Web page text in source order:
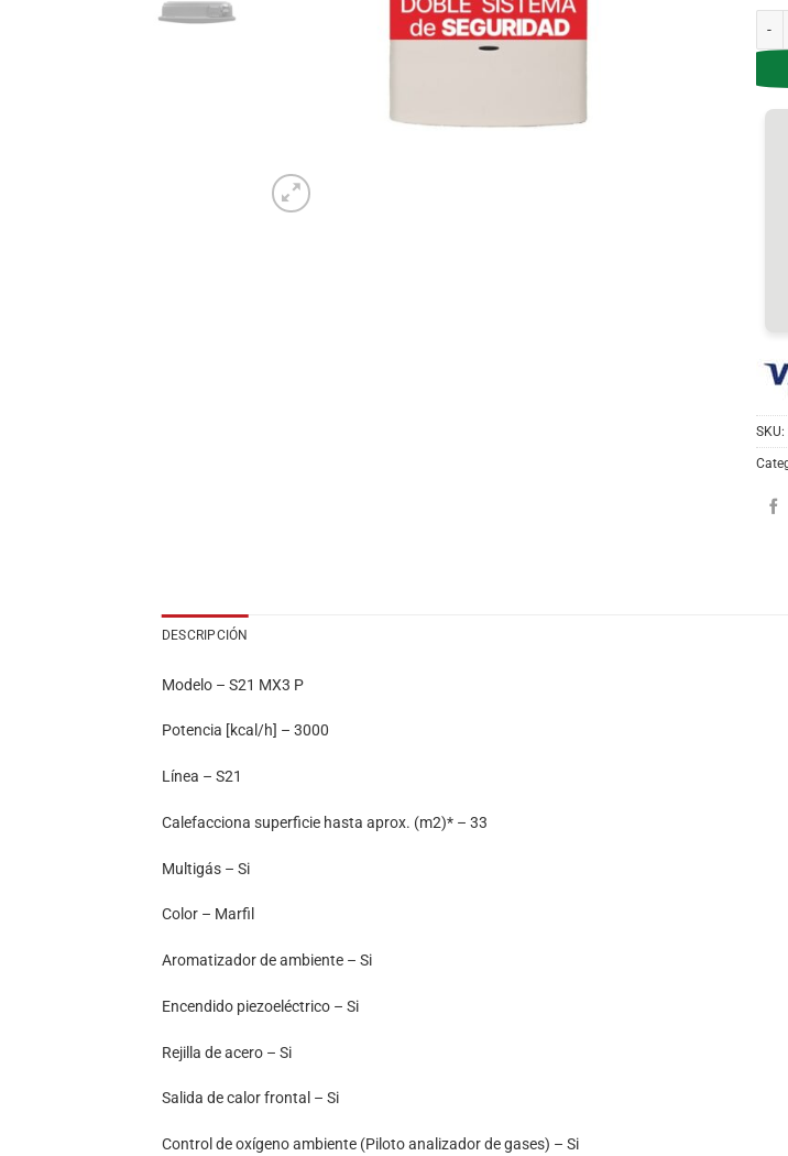
SKU:
DESCRIPCIÓN
Modelo – S21 MX3 P
Potencia [kcal/h] – 3000
Línea – S21
Calefacciona superficie hasta aprox. (m2)* – 33
Multigás – Si
Color – Marfil
Aromatizador de ambiente – Si
Encendido piezoeléctrico – Si
Rejilla de acero – Si
Salida de calor frontal – Si
Control de oxígeno ambiente (Piloto analizador de gases) – Si